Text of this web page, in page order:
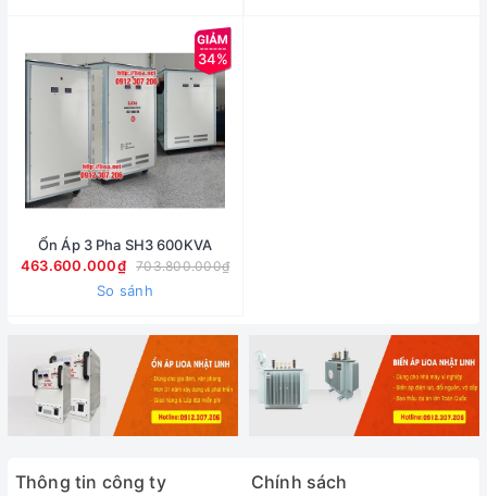
34%
Ổn Áp 3 Pha SH3 600KVA
463.600.000₫
703.800.000₫
So sánh
Thông tin công ty Chính sách